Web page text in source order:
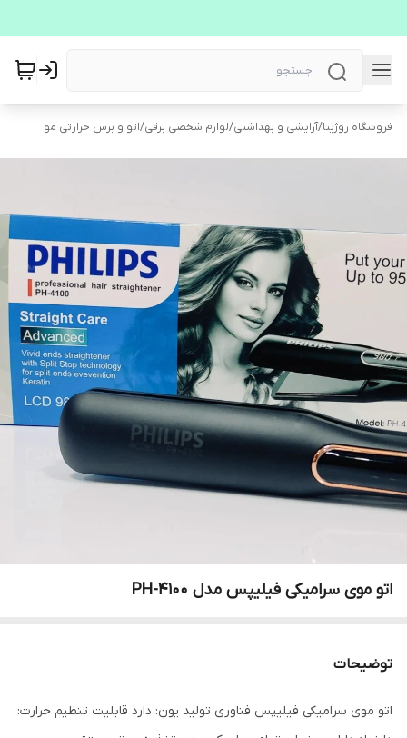
فروشگاه روژیتا/آرایشی و بهداشتی/لوازم شخصی برقی/اتو و برس حرارتی مو
اتو موی سرامیکی فیلیپس مدل PH-4100
توضیحات
اتو موی سرامیکی فیلیپس فناوری تولید یون: دارد قابلیت تنظیم حرارت: